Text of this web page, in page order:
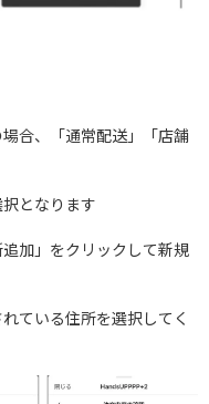
合、「通常配送」「店舗
となります
加」をクリックして新規
ている住所を選択してく